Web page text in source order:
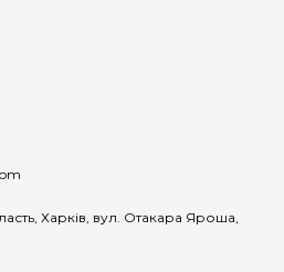
Харків, вул. Отакара Яроша,